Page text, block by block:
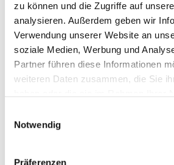
zu können und die Zugriffe auf
analysieren. Außerdem geben wir
Verwendung unserer Website an
soziale Medien, Werbung und
Partner führen diese Informationen
weiteren Daten zusammen, die Sie
Notwendig
Präferenzen